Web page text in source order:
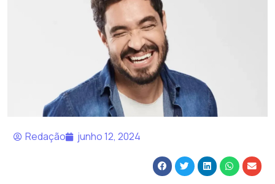
Redação junho 12, 2024